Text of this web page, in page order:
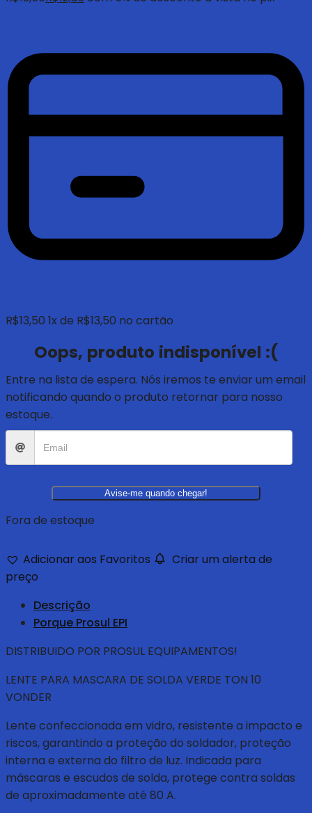
R$13,50 1x de R$13,50 no cartão
Oops, produto indisponível :(
Entre na lista de espera. Nós iremos te enviar um email
notificando quando o produto retornar para nosso
estoque.
Avise-me quando chegar!
Fora de estoque
Adicionar aos Favoritos
Criar um alerta de
preço
Descrição
Porque Prosul EPI
DISTRIBUIDO POR PROSUL EQUIPAMENTOS!
LENTE PARA MASCARA DE SOLDA VERDE TON 10
VONDER
Lente confeccionada em vidro, resistente a impacto e
riscos, garantindo a proteção do soldador, proteção
interna e externa do filtro de luz. Indicada para
máscaras e escudos de solda, protege contra soldas
de aproximadamente até 80 A.